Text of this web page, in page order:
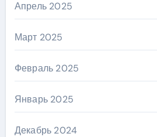
Апрель 2025
Март 2025
Февраль 2025
Январь 2025
Декабрь 2024